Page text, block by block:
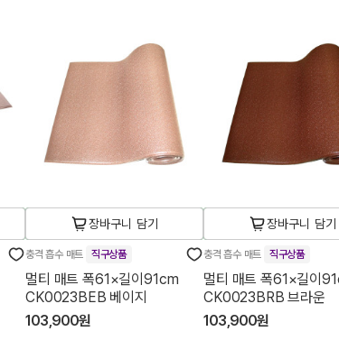
장바구니 담기
충격 흡수 매트 직구상품
멀티 매트 폭61×길이91cm
CK0023BEB 베이지
103,900원
장바구니 담기
충격 흡수 매트 직구상품
멀티 매트 폭61×길이
CK0023BRB 브라운
103,900원